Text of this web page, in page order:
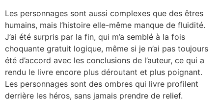
Les personnages sont aussi complexes que des êtres
humains, mais l’histoire elle-même manque de fluidité.
J’ai été surpris par la fin, qui m’a semblé à la fois
choquante gratuit logique, même si je n’ai pas toujours
été d’accord avec les conclusions de l’auteur, ce qui a
rendu le livre encore plus déroutant et plus poignant.
Les personnages sont des ombres qui livre profilent
derrière les héros, sans jamais prendre de relief.